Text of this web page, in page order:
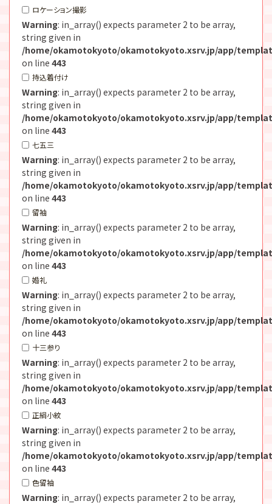
ロケーション撮影
Warning: in_array() expects parameter 2 to be array,
string given in
/home/okamotokyoto/okamotokyoto.xsrv.jp/app/
on line 443
持込着付け
Warning: in_array() expects parameter 2 to be array,
string given in
/home/okamotokyoto/okamotokyoto.xsrv.jp/app/
on line 443
七五三
Warning: in_array() expects parameter 2 to be array,
string given in
/home/okamotokyoto/okamotokyoto.xsrv.jp/app/
on line 443
留袖
Warning: in_array() expects parameter 2 to be array,
string given in
/home/okamotokyoto/okamotokyoto.xsrv.jp/app/
on line 443
婚礼
Warning: in_array() expects parameter 2 to be array,
string given in
/home/okamotokyoto/okamotokyoto.xsrv.jp/app/
on line 443
十三参り
Warning: in_array() expects parameter 2 to be array,
string given in
/home/okamotokyoto/okamotokyoto.xsrv.jp/app/
on line 443
正絹小紋
Warning: in_array() expects parameter 2 to be array,
string given in
/home/okamotokyoto/okamotokyoto.xsrv.jp/app/
on line 443
色留袖
Warning: in_array() expects parameter 2 to be array,